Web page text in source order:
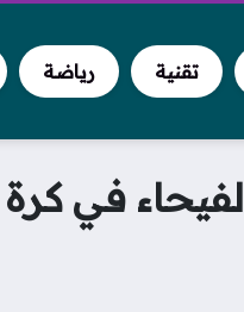
تقنية رياضة
في